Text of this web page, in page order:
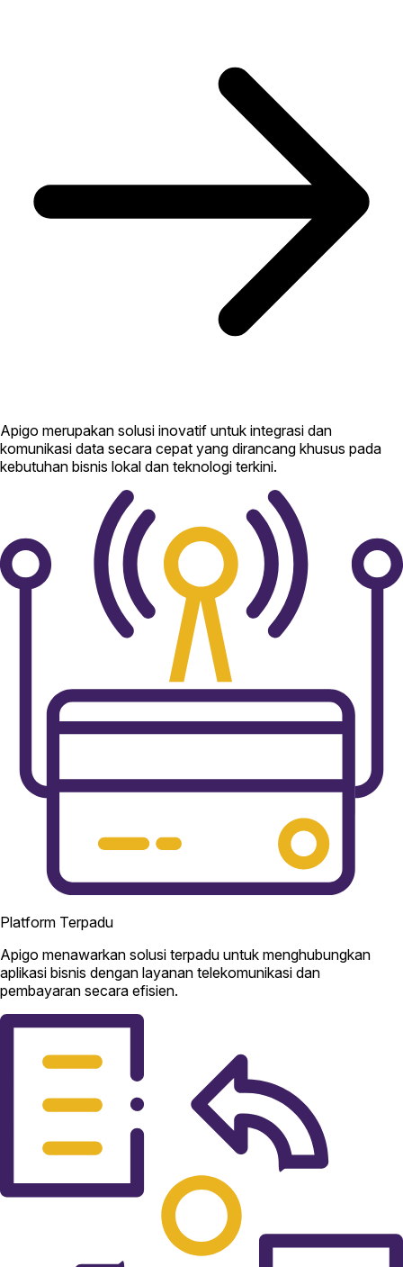
Apigo merupakan solusi inovatif untuk integrasi dan
komunikasi data secara cepat yang dirancang khusus pada
kebutuhan bisnis lokal dan teknologi terkini.
Platform Terpadu
Apigo menawarkan solusi terpadu untuk menghubungkan
aplikasi bisnis dengan layanan telekomunikasi dan
pembayaran secara efisien.